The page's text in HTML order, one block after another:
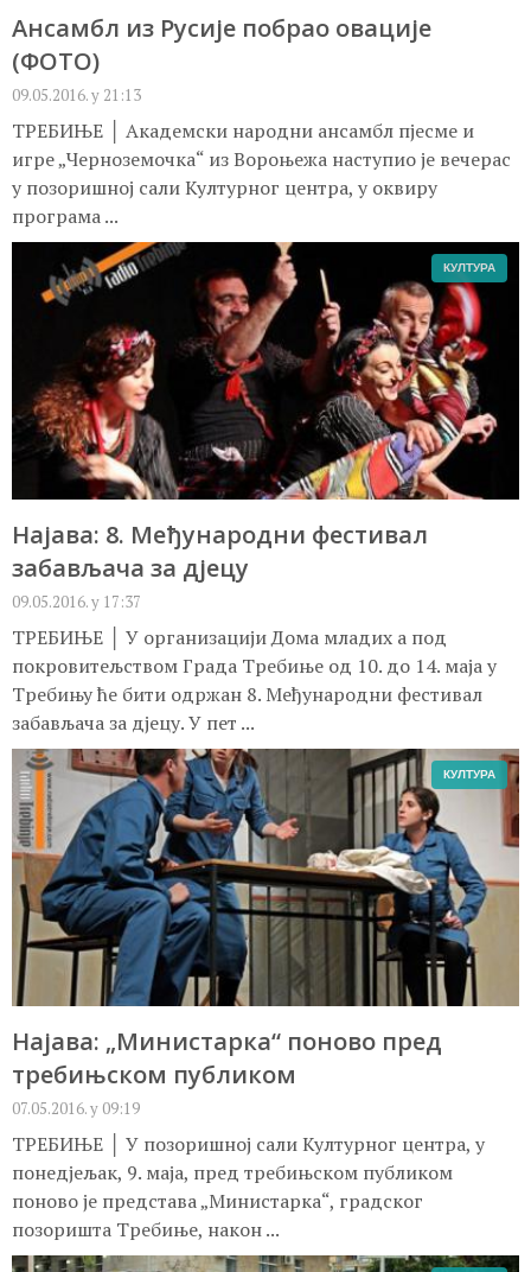
Ансамбл из Русије побрао овације
(ФОТО)
09.05.2016. у 21:13
ТРЕБИЊЕ │ Академски народни ансамбл пјесме и
игре „Черноземочка“ из Вороњежа наступио је вечерас
у позоришној сали Културног центра, у оквиру
програма ...
КУЛТУРА
Најава: 8. Међународни фестивал
забављача за дјецу
09.05.2016. у 17:37
ТРЕБИЊЕ │ У организацији Дома младих а под
покровитељством Града Требиње од 10. до 14. маја у
Требињу ће бити одржан 8. Међународни фестивал
забављача за дјецу. У пет ...
КУЛТУРА
Најава: „Министарка“ поново пред
требињском публиком
07.05.2016. у 09:19
ТРЕБИЊЕ │ У позоришној сали Културног центра, у
понедјељак, 9. маја, пред требињском публиком
поново је представа „Министарка“, градског
позоришта Требиње, након ...